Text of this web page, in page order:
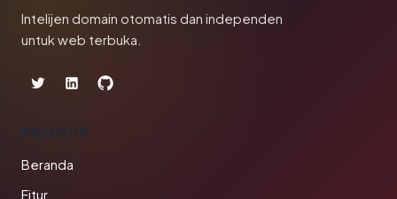
Intelijen domain otomatis dan independen
untuk web terbuka.
PRODUK
Beranda
Fitur